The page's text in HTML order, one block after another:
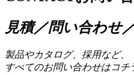
見積／問い合わせ
製品やカタログ、採用など、
すべてのお問い合わせはコチ